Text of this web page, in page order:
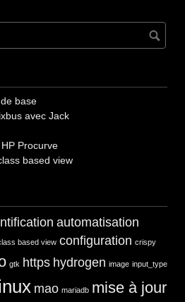
base
avec Jack
Procurve
based view
automatisation
based view configuration crispy
gtk https hydrogen image input_type
mao mariadb mise à jour